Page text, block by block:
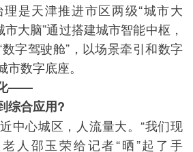
天津推进市区两级“城市大
市大脑”通过搭建城市智能中枢，
字驾驶舱”，以场景牵引和数字
数字底座。
——
合应用?
心城区，人流量大。“我们现
人邵玉荣给记者“晒”起了手